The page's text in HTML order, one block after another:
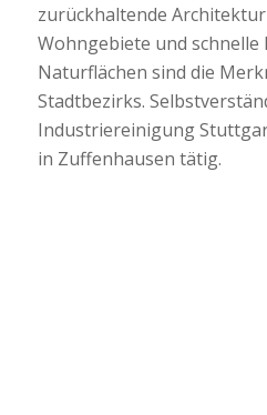
zurückhaltende
Wohngebiete und
Naturflächen sind die
Stadtbezirks.
Industriereinigung
in Zuffenhausen tätig.